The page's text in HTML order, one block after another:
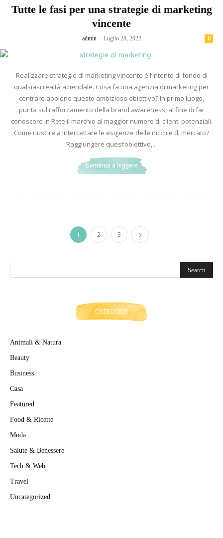
Tutte le fasi per una strategie di marketing
vincente
admin - Luglio 28, 2022 0
Realizzare strategie di marketing vincente è l’intento di fondo di
qualsiasi realtà aziendale. Cosa fa una agenzia di marketing per
centrare appieno questo ambizioso obiettivo? In primo luogo,
punta sul rafforzamento della brand awareness, al fine di far
conoscere in Rete il marchio al maggior numero di clienti potenziali.
Come riuscire a intercettare le esigenze delle nicchie di mercato?
Raggiungere quest’obiettivo,...
Continua a leggere
1 2 3
CATEGORIE
Animali & Natura
Beauty
Business
Casa
Featured
Food & Ricette
Moda
Salute & Benessere
Tech & Web
Travel
Uncategorized